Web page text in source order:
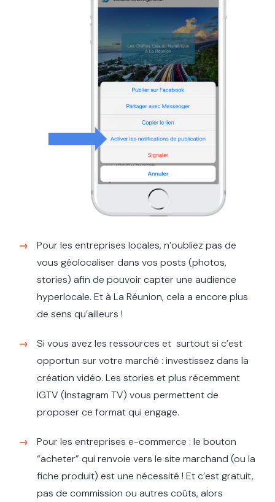
Pour les entreprises locales, n’oubliez pas de
vous géolocaliser dans vos posts (photos,
stories) afin de pouvoir capter une audience
hyperlocale. Et à La Réunion, cela a encore plus
de sens qu’ailleurs !
Si vous avez les ressources et surtout si c’est
opportun sur votre marché : investissez dans la
création vidéo. Les stories et plus récemment
IGTV (Instagram TV) vous permettent de
proposer ce format qui engage.
Pour les entreprises e-commerce : le bouton
“acheter” qui renvoie vers le site marchand (ou la
fiche produit) est une nécessité ! Et c’est gratuit,
pas de commission ou autres coûts, alors